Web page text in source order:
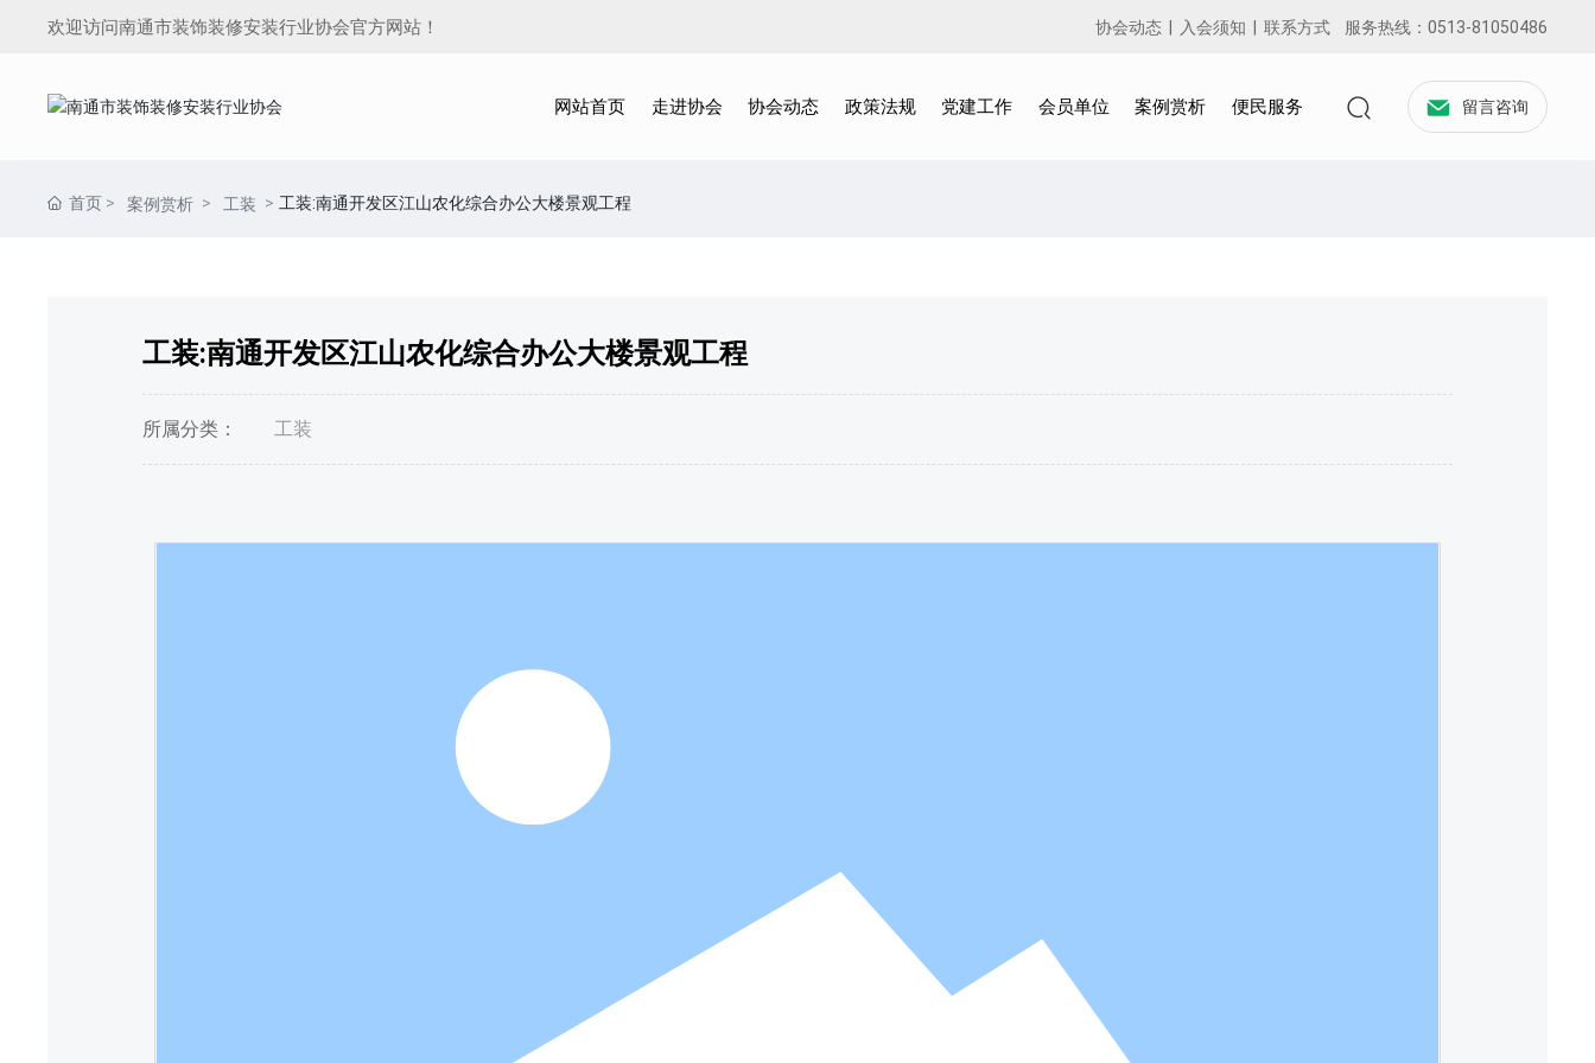
欢迎访问南通市装饰装修安装行业协会官方网站！ 协会动态| 入会须知 | 联系方式服务热线： 0513-81050486
网站首页 走进协会 协会动态 政策法规 党建工作 会员单位 案例赏析 便民服务 留言咨询
首页 案例赏析 工装 工装:南通开发区江山农化综合办公大楼景观工程
工装:南通开发区江山农化综合办公大楼景观工程
所属分类： 工装